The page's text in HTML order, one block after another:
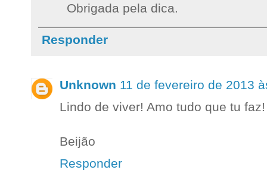
Obrigada pela dica.
Responder
Unknown 11 de fevereiro de 2013
Lindo de viver! Amo tudo que tu
Beijão
Responder